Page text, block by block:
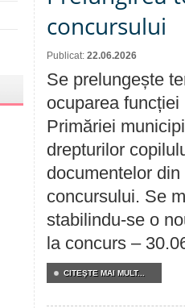
concursului
Publicat: 22.06.2026
Se prelungește
ocuparea
Primăriei
drepturilor
documentelor
concursului. Se
stabilindu-se o
la concurs –
CITEŞTE MAI MULT...